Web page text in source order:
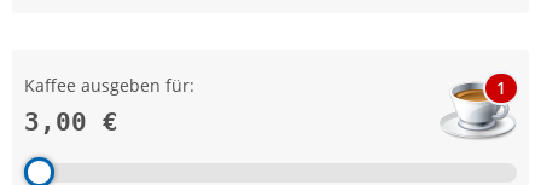
Kaffee ausgeben für:
3,00 €
1